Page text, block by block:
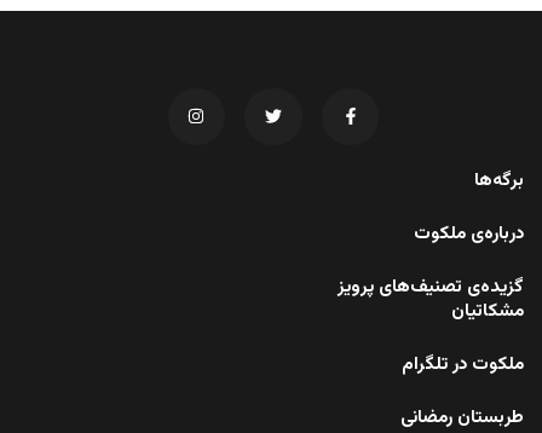
برگه‌ها
درباره‌ی ملکوت
گزیده‌ی تصنیف‌های پرویز
مشکاتیان
ملکوت در تلگرام
طربستان رمضانی